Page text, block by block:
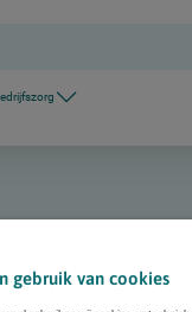
gebruik van cookies